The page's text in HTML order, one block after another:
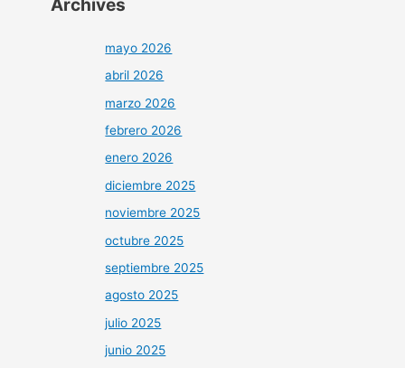
Archives
mayo 2026
abril 2026
marzo 2026
febrero 2026
enero 2026
diciembre 2025
noviembre 2025
octubre 2025
septiembre 2025
agosto 2025
julio 2025
junio 2025